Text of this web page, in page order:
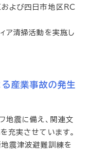
よび四日市地区RC
ア清掃活動を実施し
産業事故の発生
地震に備え、関連文
充実させています。
震津波避難訓練を